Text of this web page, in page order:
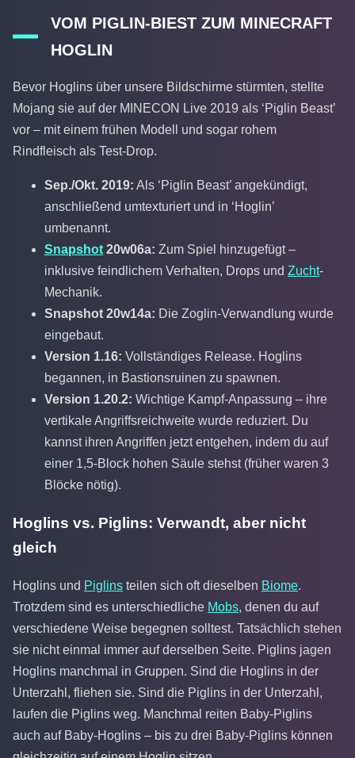
VOM PIGLIN-BIEST ZUM MINECRAFT
HOGLIN
Bevor Hoglins über unsere Bildschirme stürmten, stellte
Mojang sie auf der MINECON Live 2019 als ‘Piglin Beast’
vor – mit einem frühen Modell und sogar rohem
Rindfleisch als Test-Drop.
Sep./Okt. 2019: Als ‘Piglin Beast’ angekündigt,
anschließend umtexturiert und in ‘Hoglin’
umbenannt.
Snapshot 20w06a: Zum Spiel hinzugefügt –
inklusive feindlichem Verhalten, Drops und Zucht-
Mechanik.
Snapshot 20w14a: Die Zoglin-Verwandlung wurde
eingebaut.
Version 1.16: Vollständiges Release. Hoglins
begannen, in Bastionsruinen zu spawnen.
Version 1.20.2: Wichtige Kampf-Anpassung – ihre
vertikale Angriffsreichweite wurde reduziert. Du
kannst ihren Angriffen jetzt entgehen, indem du auf
einer 1,5-Block hohen Säule stehst (früher waren 3
Blöcke nötig).
Hoglins vs. Piglins: Verwandt, aber nicht
gleich
Hoglins und Piglins teilen sich oft dieselben Biome.
Trotzdem sind es unterschiedliche Mobs, denen du auf
verschiedene Weise begegnen solltest. Tatsächlich stehen
sie nicht einmal immer auf derselben Seite. Piglins jagen
Hoglins manchmal in Gruppen. Sind die Hoglins in der
Unterzahl, fliehen sie. Sind die Piglins in der Unterzahl,
laufen die Piglins weg. Manchmal reiten Baby-Piglins
auch auf Baby-Hoglins – bis zu drei Baby-Piglins können